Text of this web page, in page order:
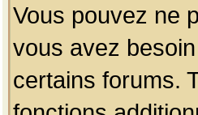
Vous pouvez ne
vous avez
certains forums.